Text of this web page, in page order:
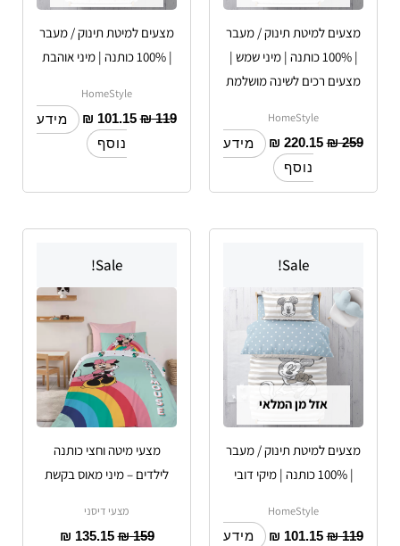
מצעים למיטת תינוק / מעבר
| 100% כותנה | מיני שמש |
מצעים רכים לשינה מושלמת
HomeStyle
₪259
₪ 220.15
מידע
נוסף
מצעים למיטת תינוק / מעבר
| 100% כותנה | מיני אוהבת
HomeStyle
₪119
₪ 101.15
מידע
נוסף
Sale!
אזל מן המלאי
מצעים למיטת תינוק / מעבר
| 100% כותנה | מיקי דובי
HomeStyle
₪119
₪ 101.15 מידע
Sale!
מצעי מיטה וחצי כותנה
לילדים – מיני מאוס בקשת
מצעי דיסני
₪159
₪ 135.15